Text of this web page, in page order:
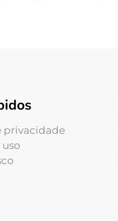
privacidade